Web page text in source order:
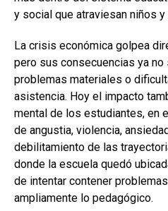
y social que atraviesan niños
La crisis económica golpea
pero sus consecuencias ya no
problemas materiales o
asistencia. Hoy el impacto
mental de los estudiantes, en
de angustia, violencia,
debilitamiento de las
donde la escuela quedó
de intentar contener
ampliamente lo pedagógico.